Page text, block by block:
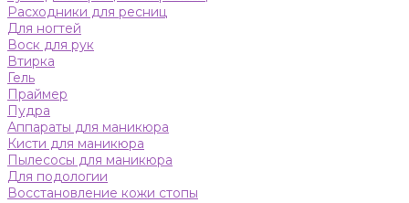
Расходники для ресниц
Для ногтей
Воск для рук
Втирка
Гель
Праймер
Пудра
Аппараты для маникюра
Кисти для маникюра
Пылесосы для маникюра
Для подологии
Восстановление кожи стопы